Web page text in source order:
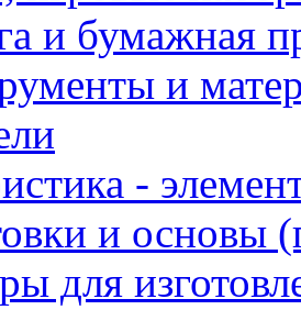
и бумажная
и
-
и основы
для